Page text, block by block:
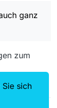
ganz
zum
sich